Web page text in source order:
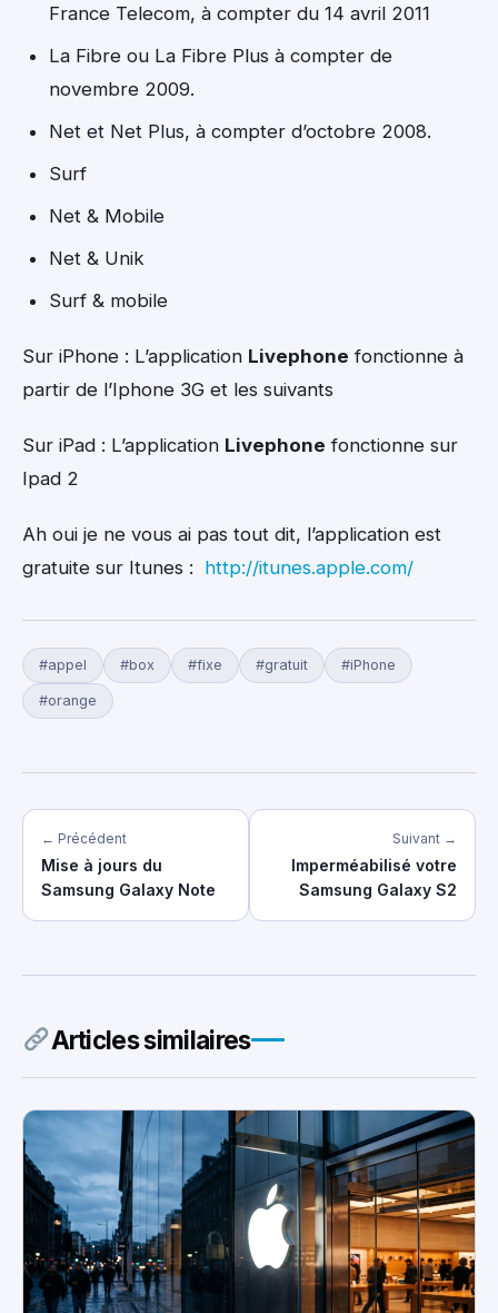
France Telecom, à compter du 14 avril 2011
La Fibre ou La Fibre Plus à compter de
novembre 2009.
Net et Net Plus, à compter d’octobre 2008.
Surf
Net & Mobile
Net & Unik
Surf & mobile
Sur iPhone : L’application Livephone fonctionne à
partir de l’Iphone 3G et les suivants
Sur iPad : L’application Livephone fonctionne sur
Ipad 2
Ah oui je ne vous ai pas tout dit, l’application est
gratuite sur Itunes : http://itunes.apple.com/
#appel #box #fixe #gratuit #iPhone
#orange
← Précédent
Mise à jours du
Samsung Galaxy Note
Suivant →
Imperméabilisé votre
Samsung Galaxy S2
Articles similaires